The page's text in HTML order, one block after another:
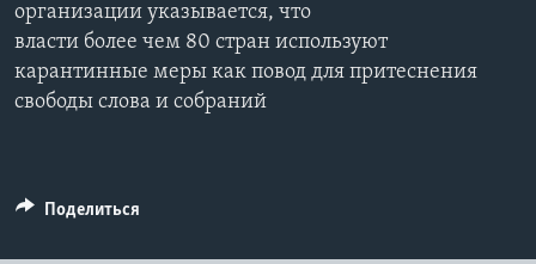
организации указывается, что
власти более чем 80 стран используют
карантинные меры как повод для притеснения
свободы слова и собраний
Поделиться